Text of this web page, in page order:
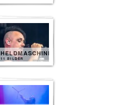
HELDMASCHINE
11 BILDER